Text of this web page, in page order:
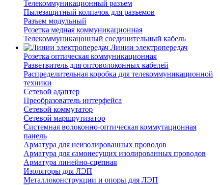
Телекоммуникационный разъем
Пылезащитный колпачок для разъемов
Разъем модульный
Розетка медная коммуникационная
Телекоммуникацонный соединительный кабель
Линии электропередач
Розетка оптическая коммуникационная
Разветвитель для оптоволоконных кабелей
Распределительная коробка для телекоммуникационной
техники
Сетевой адаптер
Преобразователь интерфейса
Сетевой коммутатор
Сетевой маршрутизатор
Системная волоконно-оптическая коммутационная
панель
Арматура для неизолированных проводов
Арматура для самонесущих изолированных проводов
Арматура линейно-сцепная
Изоляторы для ЛЭП
Металлоконструкции и опоры для ЛЭП